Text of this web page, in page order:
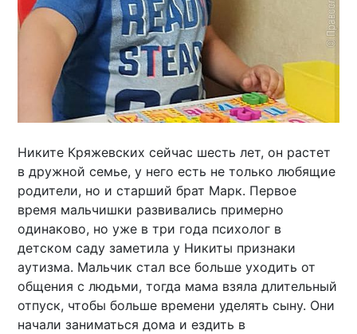
Никите Кряжевских сейчас шесть лет, он растет
в дружной семье, у него есть не только любящие
родители, но и старший брат Марк. Первое
время мальчишки развивались примерно
одинаково, но уже в три года психолог в
детском саду заметила у Никиты признаки
аутизма. Мальчик стал все больше уходить от
общения с людьми, тогда мама взяла длительный
отпуск, чтобы больше времени уделять сыну. Они
начали заниматься дома и ездить в